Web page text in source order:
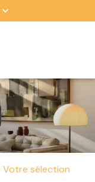
Votre sélection